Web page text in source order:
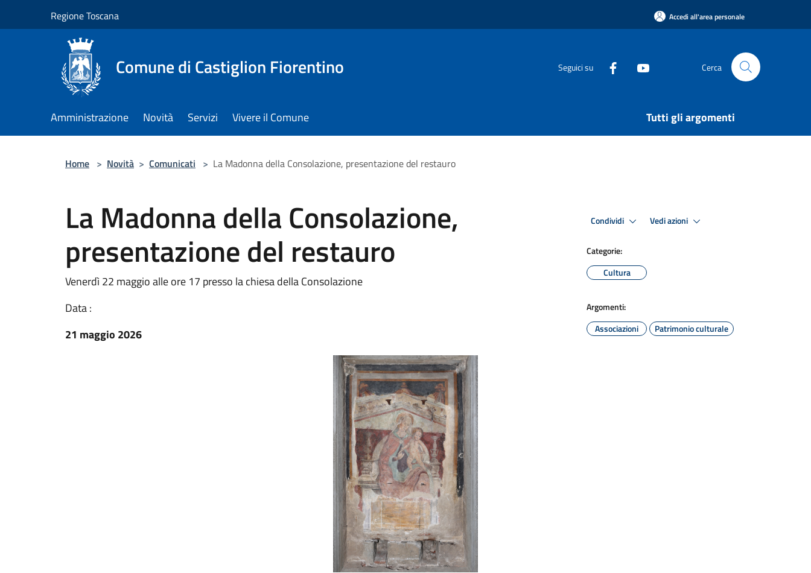
Regione Toscana Accedi all'area personale
Comune di Castiglion Fiorentino Seguici su Cerca
Amministrazione Novità Servizi Vivere il Comune Tutti gli argomenti
Home > Novità > Comunicati > La Madonna della Consolazione, presentazione del restauro
La Madonna della Consolazione,
presentazione del restauro
Venerdì 22 maggio alle ore 17 presso la chiesa della Consolazione
Data :
21 maggio 2026
Condividi Vedi azioni
Categorie:
Cultura
Argomenti:
Associazioni
Patrimonio culturale